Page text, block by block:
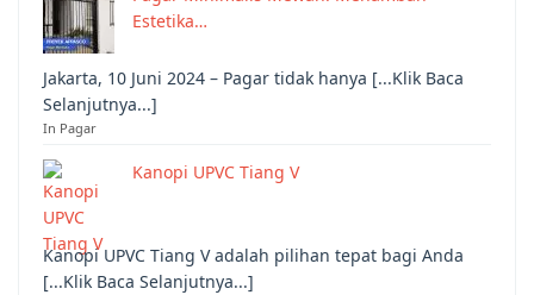
Estetika…
Jakarta, 10 Juni 2024 – Pagar tidak hanya [...Klik Baca
Selanjutnya...]
In Pagar
Kanopi UPVC Tiang V
Kanopi UPVC Tiang V adalah pilihan tepat bagi Anda
[...Klik Baca Selanjutnya...]